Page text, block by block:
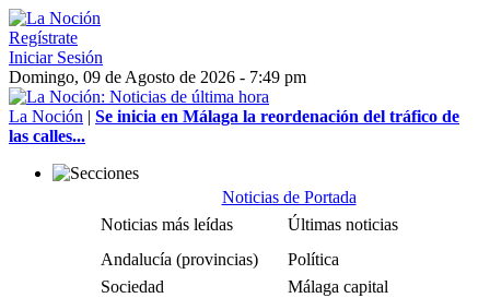
Regístrate
Iniciar Sesión
Domingo, 09 de Agosto de 2026 - 7:49 pm
La Noción | Se inicia en Málaga la reordenación del tráfico de
las calles...
Noticias de Portada
Noticias más leídas
Últimas noticias
Andalucía (provincias)
Política
Sociedad
Málaga capital